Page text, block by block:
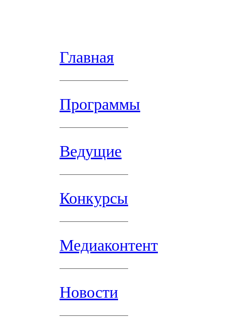
Главная
Программы
Ведущие
Конкурсы
Медиаконтент
Новости